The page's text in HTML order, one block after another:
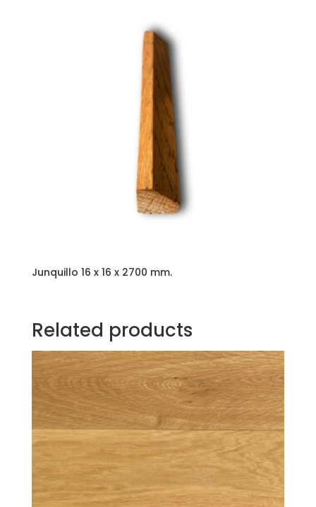
Junquillo 16 x 16 x 2700 mm.
Related products